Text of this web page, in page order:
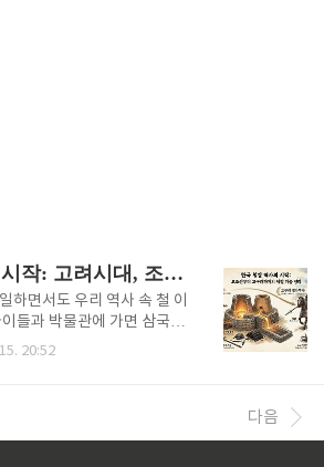
한국 철강 역사의 시작: 고려시대, 조선시대 철강
하면서도 우리 역사 속 철 이
들과 박물관에 가면 삼국시
유물 사진이 즐비한데, 막상
더군요. 하동 화개장터에서
드리는 대장장이 아저씨를
20:52
다음